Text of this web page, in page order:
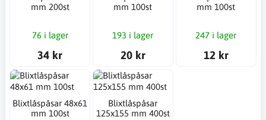
mm 200st
76 i lager
34 kr
mm 100st
193 i lager
20 kr
mm 100st
247 i lager
12 kr
Blixtlåspåsar 48x61
mm 100st
Blixtlåspåsar
125x155 mm 400st